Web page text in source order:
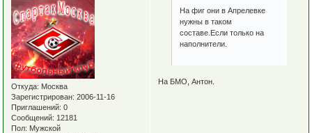
Откуда: Москва
Зарегистрирован: 2006-11-16
Приглашений: 0
Сообщений: 12181
Пол: Мужской
На фиг они в Апрелевке
нужны в таком
составе.Если только на
наполнители.
На БМО, Антон.